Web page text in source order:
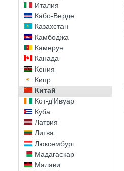
Италия
Кабо-Верде
Казахстан
Камбоджа
Камерун
Канада
Кения
Кипр
Китай
Кот-д'Ивуар
Куба
Латвия
Литва
Люксембург
Мадагаскар
Малави